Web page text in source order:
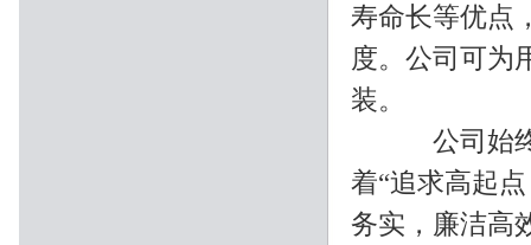
寿命长等优点
度。公司可为
装。
公司始终坚
着“追求高起
务实，廉洁高